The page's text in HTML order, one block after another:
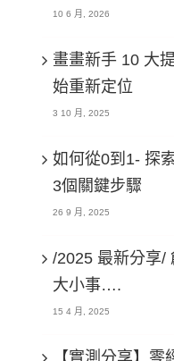
10 6 月, 2026
畫畫新手 10 大
始重新定位
3 10 月, 2025
如何從0到1- 探
3個關鍵步驟
26 9 月, 2025
/2025 最新分享/
大小事….
15 4 月, 2025
【實測分享】零